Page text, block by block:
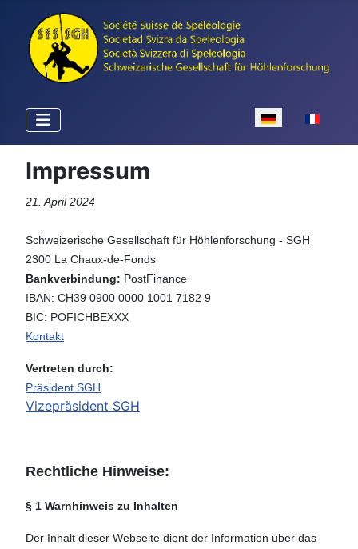
Sprache
Impressum
21. April 2024
Schweizerische Gesellschaft für Höhlenforschung - SGH
2300 La Chaux-de-Fonds
Bankverbindung: PostFinance
IBAN: CH39 0900 0000 1001 7182 9
BIC: POFICHBEXXX
Kontakt
Vertreten durch:
Präsident SGH
Vizepräsident SGH
Rechtliche Hinweise:
§ 1 Warnhinweis zu Inhalten
Der Inhalt dieser Webseite dient der Information über das